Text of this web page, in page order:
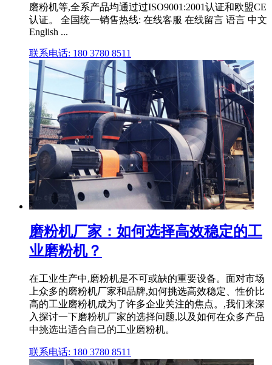
磨粉机等,全系产品均通过过ISO9001:2001认证和欧盟CE
认证。 全国统一销售热线: 在线客服 在线留言 语言 中文
English ...
联系电话: 180 3780 8511
磨粉机厂家：如何选择高效稳定的工
业磨粉机？
在工业生产中,磨粉机是不可或缺的重要设备。面对市场
上众多的磨粉机厂家和品牌,如何挑选高效稳定、性价比
高的工业磨粉机成为了许多企业关注的焦点。,我们来深
入探讨一下磨粉机厂家的选择问题,以及如何在众多产品
中挑选出适合自己的工业磨粉机。
联系电话: 180 3780 8511